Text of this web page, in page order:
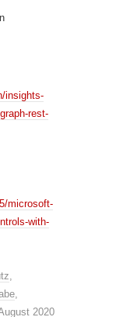
insights-
rest-
microsoft-
with-
,
,
2020